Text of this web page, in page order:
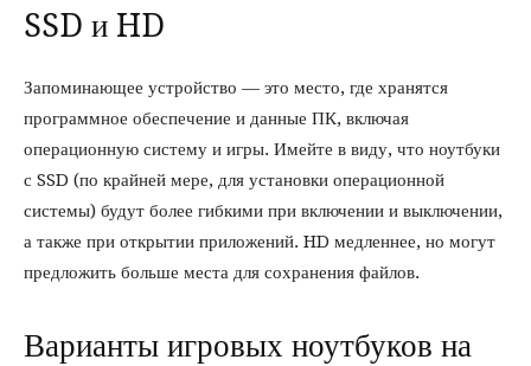
SSD и HD
Запоминающее устройство — это место, где хранятся
программное обеспечение и данные ПК, включая
операционную систему и игры. Имейте в виду, что ноутбуки
с SSD (по крайней мере, для установки операционной
системы) будут более гибкими при включении и выключении,
а также при открытии приложений. HD медленнее, но могут
предложить больше места для сохранения файлов.
Варианты игровых ноутбуков на